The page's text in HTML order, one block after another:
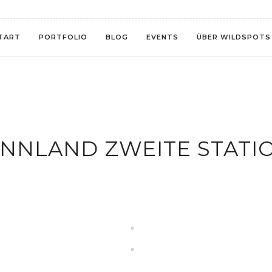
PORTFOLIO BLOG EVENTS ÜBER WILDSPOTS
ZWEITE